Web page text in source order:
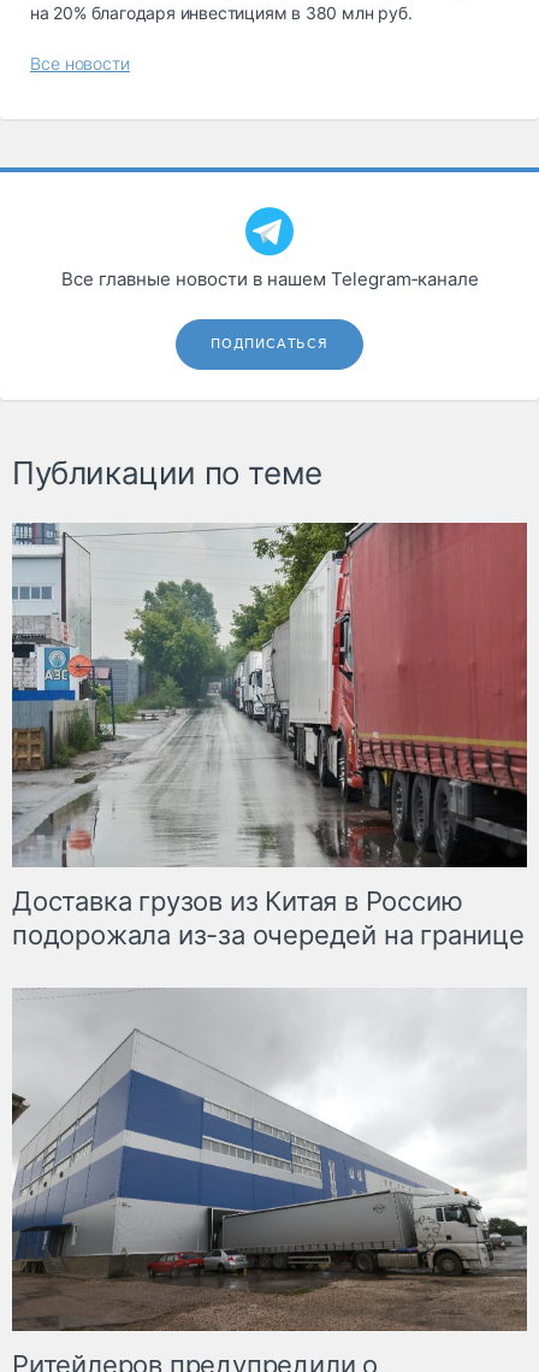
на 20% благодаря инвестициям в 380 млн руб.
Все новости
Все главные новости в нашем Telegram‑канале
ПОДПИСАТЬСЯ
Публикации по теме
Доставка грузов из Китая в Россию
подорожала из-за очередей на границе
Ритейлеров предупредили о